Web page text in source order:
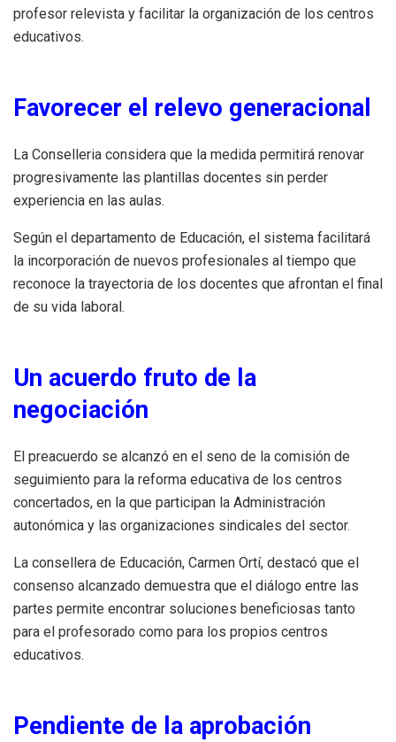
profesor relevista y facilitar la organización de los centros
educativos.
Favorecer el relevo generacional
La Conselleria considera que la medida permitirá renovar
progresivamente las plantillas docentes sin perder
experiencia en las aulas.
Según el departamento de Educación, el sistema facilitará
la incorporación de nuevos profesionales al tiempo que
reconoce la trayectoria de los docentes que afrontan el final
de su vida laboral.
Un acuerdo fruto de la
negociación
El preacuerdo se alcanzó en el seno de la comisión de
seguimiento para la reforma educativa de los centros
concertados, en la que participan la Administración
autonómica y las organizaciones sindicales del sector.
La consellera de Educación, Carmen Ortí, destacó que el
consenso alcanzado demuestra que el diálogo entre las
partes permite encontrar soluciones beneficiosas tanto
para el profesorado como para los propios centros
educativos.
Pendiente de la aprobación